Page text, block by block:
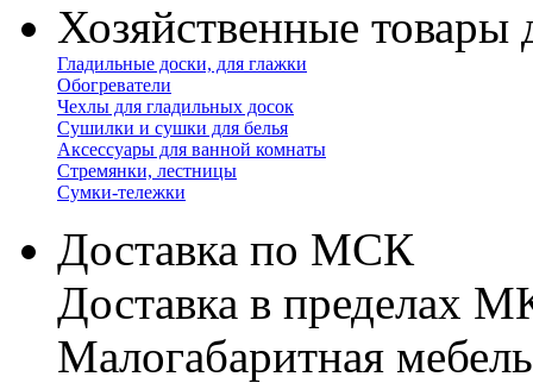
Хозяйственные товары
Гладильные доски, для глажки
Обогреватели
Чехлы для гладильных досок
Сушилки и сушки для белья
Аксессуары для ванной комнаты
Стремянки, лестницы
Сумки-тележки
Доставка по МСК
Доставка в пределах
Малогабаритная